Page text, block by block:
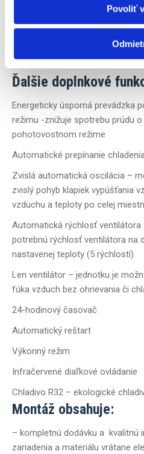
Povoliť
Suchý režim –
Umožňuje znížiť úroveň
Ďalšie doplnkové
Energeticky úsporná prevádzka
režimu -znižuje spotrebu prúdu
pohotovostnom režime
Automatické prepínanie
Zvislá automatická oscilácia –
zvislý pohyb klapiek vypúšťania
vzduchu a teploty po celej
Automatická rýchlosť
potrebnú rýchlosť ventilátora na
nastavenej teploty (5 rýchlostí)
Len ventilátor – jednotku je
fúka vzduch bez ohrievania či
24-hodinový časovač
Automatický reštart
Výkonný režim
Infračervené diaľkové ovládanie
Chladivo R32 – ekologické
Montáž obsahuje:
– kompletnú dodávku a kvalitnú
zariadenia a materiálu vrátane